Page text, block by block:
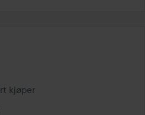
2 måneder
kjøper